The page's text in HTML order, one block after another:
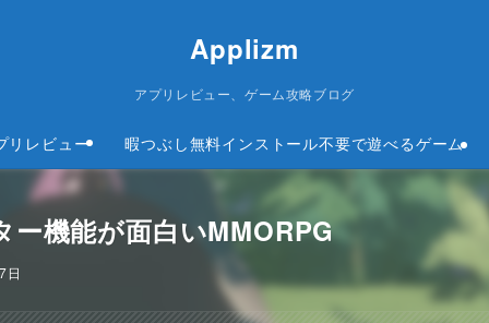
Applizm
アプリレビュー、ゲーム攻略ブログ
リレビュー 暇つぶし無料インストール不要で遊べるゲーム
機能が面白いMMORPG
日